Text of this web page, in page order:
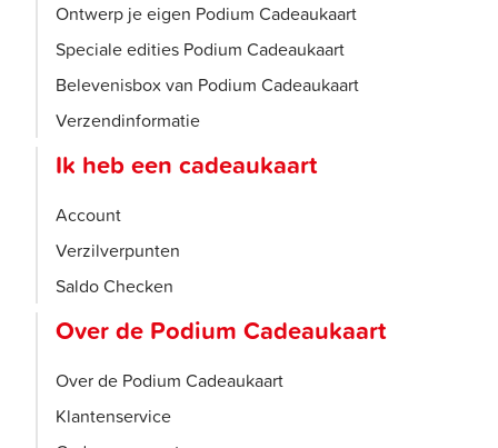
Ontwerp je eigen Podium Cadeaukaart
Speciale edities Podium Cadeaukaart
Belevenisbox van Podium Cadeaukaart
Verzendinformatie
Ik heb een cadeaukaart
Account
Verzilverpunten
Saldo Checken
Over de Podium Cadeaukaart
Over de Podium Cadeaukaart
Klantenservice